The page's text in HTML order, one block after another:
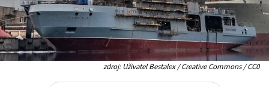
zdroj: Uživatel Bestalex / Creative Commons / CC0